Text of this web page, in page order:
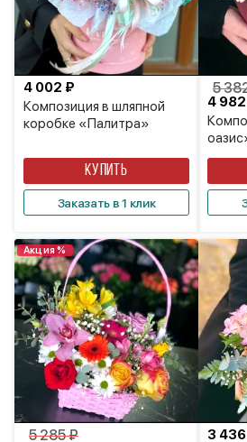
Композиция в шляпной
коробке «Палитра»
4 002 ₽
КУПИТЬ
Заказать в 1 клик
4
5
Акция %
5 285 ₽ 3